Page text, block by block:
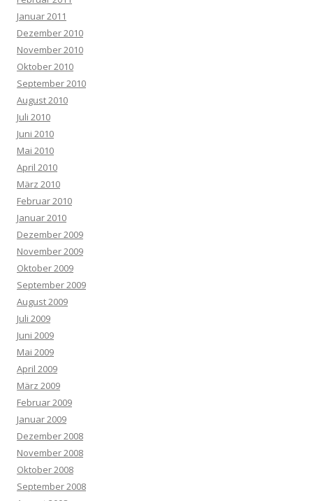
Januar 2011
Dezember 2010
November 2010
Oktober 2010
September 2010
August 2010
Juli 2010
Juni 2010
Mai 2010
April 2010
März 2010
Februar 2010
Januar 2010
Dezember 2009
November 2009
Oktober 2009
September 2009
August 2009
Juli 2009
Juni 2009
Mai 2009
April 2009
März 2009
Februar 2009
Januar 2009
Dezember 2008
November 2008
Oktober 2008
September 2008